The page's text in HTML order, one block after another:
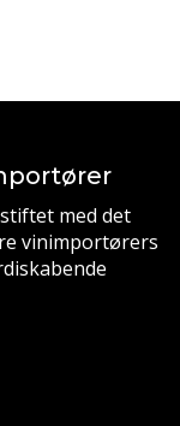
med det
vinimportørers